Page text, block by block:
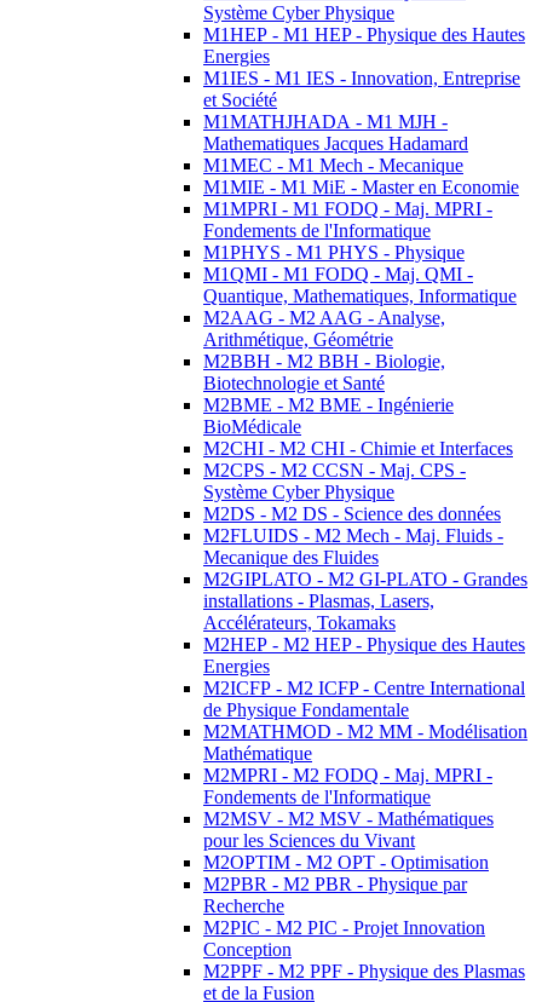
Système Cyber Physique
M1HEP - M1 HEP - Physique des Hautes
Energies
M1IES - M1 IES - Innovation, Entreprise
et Société
M1MATHJHADA - M1 MJH -
Mathematiques Jacques Hadamard
M1MEC - M1 Mech - Mecanique
M1MIE - M1 MiE - Master en Economie
M1MPRI - M1 FODQ - Maj. MPRI -
Fondements de l'Informatique
M1PHYS - M1 PHYS - Physique
M1QMI - M1 FODQ - Maj. QMI -
Quantique, Mathematiques, Informatique
M2AAG - M2 AAG - Analyse,
Arithmétique, Géométrie
M2BBH - M2 BBH - Biologie,
Biotechnologie et Santé
M2BME - M2 BME - Ingénierie
BioMédicale
M2CHI - M2 CHI - Chimie et Interfaces
M2CPS - M2 CCSN - Maj. CPS -
Système Cyber Physique
M2DS - M2 DS - Science des données
M2FLUIDS - M2 Mech - Maj. Fluids -
Mecanique des Fluides
M2GIPLATO - M2 GI-PLATO - Grandes
installations - Plasmas, Lasers,
Accélérateurs, Tokamaks
M2HEP - M2 HEP - Physique des Hautes
Energies
M2ICFP - M2 ICFP - Centre International
de Physique Fondamentale
M2MATHMOD - M2 MM - Modélisation
Mathématique
M2MPRI - M2 FODQ - Maj. MPRI -
Fondements de l'Informatique
M2MSV - M2 MSV - Mathématiques
pour les Sciences du Vivant
M2OPTIM - M2 OPT - Optimisation
M2PBR - M2 PBR - Physique par
Recherche
M2PIC - M2 PIC - Projet Innovation
Conception
M2PPF - M2 PPF - Physique des Plasmas
et de la Fusion